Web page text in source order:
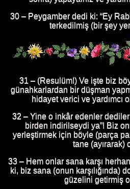
30 – Peygamber dedi ki: “Ey
terkedilmiş (bir şey
31 – (Resulüm!) Ve işte biz
günahkarlardan bir düşman
hidayet verici ve yardımcı
32 – Yine o inkâr edenler
birden indirilseydi ya”! Biz
yerleştirmek için böyle (parça
tane (ayırarak)
33 – Hem onlar sana karşı
ki, biz sana (onun karşılığında)
güzelini getirmiş